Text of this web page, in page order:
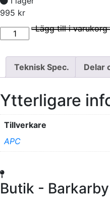
995 kr
I lager
Propeller 20x18 F-1 GT mängd Lägg till i varukorg
Teknisk Spec. Delar
Ytterligare
Tillverkare
APC
Butik -